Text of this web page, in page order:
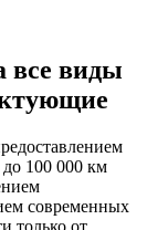
все виды
100 000 км
современных
только от